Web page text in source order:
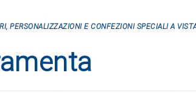
PERSONALIZZAZIONI E CONFEZIONI SPECIALI A